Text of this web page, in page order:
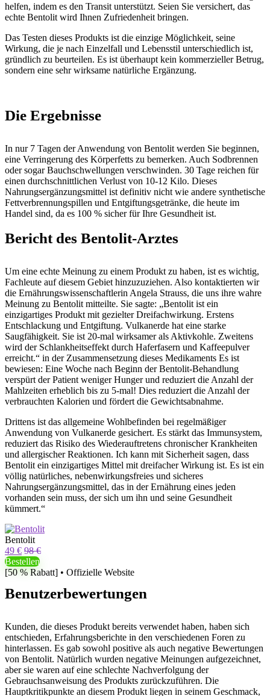
helfen, indem es den Transit unterstützt. Seien Sie versichert, das
echte Bentolit wird Ihnen Zufriedenheit bringen.
Das Testen dieses Produkts ist die einzige Möglichkeit, seine
Wirkung, die je nach Einzelfall und Lebensstil unterschiedlich ist,
gründlich zu beurteilen. Es ist überhaupt kein kommerzieller Betrug,
sondern eine sehr wirksame natürliche Ergänzung.
Die Ergebnisse
In nur 7 Tagen der Anwendung von Bentolit werden Sie beginnen,
eine Verringerung des Körperfetts zu bemerken. Auch Sodbrennen
oder sogar Bauchschwellungen verschwinden. 30 Tage reichen für
einen durchschnittlichen Verlust von 10-12 Kilo. Dieses
Nahrungsergänzungsmittel ist definitiv nicht wie andere synthetische
Fettverbrennungspillen und Entgiftungsgetränke, die heute im
Handel sind, da es 100 % sicher für Ihre Gesundheit ist.
Bericht des Bentolit-Arztes
Um eine echte Meinung zu einem Produkt zu haben, ist es wichtig,
Fachleute auf diesem Gebiet hinzuzuziehen. Also kontaktierten wir
die Ernährungswissenschaftlerin Angela Strauss, die uns ihre wahre
Meinung zu Bentolit mitteilte. Sie sagte: „Bentolit ist ein
einzigartiges Produkt mit gezielter Dreifachwirkung. Erstens
Entschlackung und Entgiftung. Vulkanerde hat eine starke
Saugfähigkeit. Sie ist 20-mal wirksamer als Aktivkohle. Zweitens
wird der Schlankheitseffekt durch Haferfasern und Kaffeepulver
erreicht.“ in der Zusammensetzung dieses Medikaments Es ist
bewiesen: Eine Woche nach Beginn der Bentolit-Behandlung
verspürt der Patient weniger Hunger und reduziert die Anzahl der
Mahlzeiten erheblich bis zu 5-mal! Dies reduziert die Anzahl der
verbrauchten Kalorien und fördert die Gewichtsabnahme.
Drittens ist das allgemeine Wohlbefinden bei regelmäßiger
Anwendung von Vulkanerde gesichert. Es stärkt das Immunsystem,
reduziert das Risiko des Wiederauftretens chronischer Krankheiten
und allergischer Reaktionen. Ich kann mit Sicherheit sagen, dass
Bentolit ein einzigartiges Mittel mit dreifacher Wirkung ist. Es ist ein
völlig natürliches, nebenwirkungsfreies und sicheres
Nahrungsergänzungsmittel, das in der Ernährung eines jeden
vorhanden sein muss, der sich um ihn und seine Gesundheit
kümmert.“
Bentolit
49 € 98 €
Bestellen
[50 % Rabatt] • Offizielle Website
Benutzerbewertungen
Kunden, die dieses Produkt bereits verwendet haben, haben sich
entschieden, Erfahrungsberichte in den verschiedenen Foren zu
hinterlassen. Es gab sowohl positive als auch negative Bewertungen
von Bentolit. Natürlich wurden negative Meinungen aufgezeichnet,
aber sie waren auf eine schlechte Nachverfolgung der
Gebrauchsanweisung des Produkts zurückzuführen. Die
Hauptkritikpunkte an diesem Produkt liegen in seinem Geschmack,